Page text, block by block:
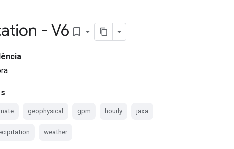
- V6 bookmark_border
geophysical gpm hourly jaxa
weather